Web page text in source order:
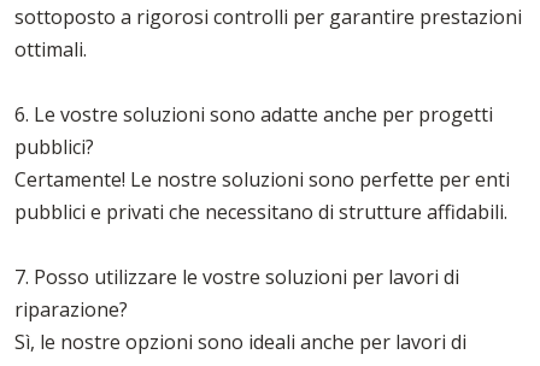
sottoposto a rigorosi controlli per garantire prestazioni
ottimali.
6. Le vostre soluzioni sono adatte anche per progetti
pubblici?
Certamente! Le nostre soluzioni sono perfette per enti
pubblici e privati che necessitano di strutture affidabili.
7. Posso utilizzare le vostre soluzioni per lavori di
riparazione?
Sì, le nostre opzioni sono ideali anche per lavori di